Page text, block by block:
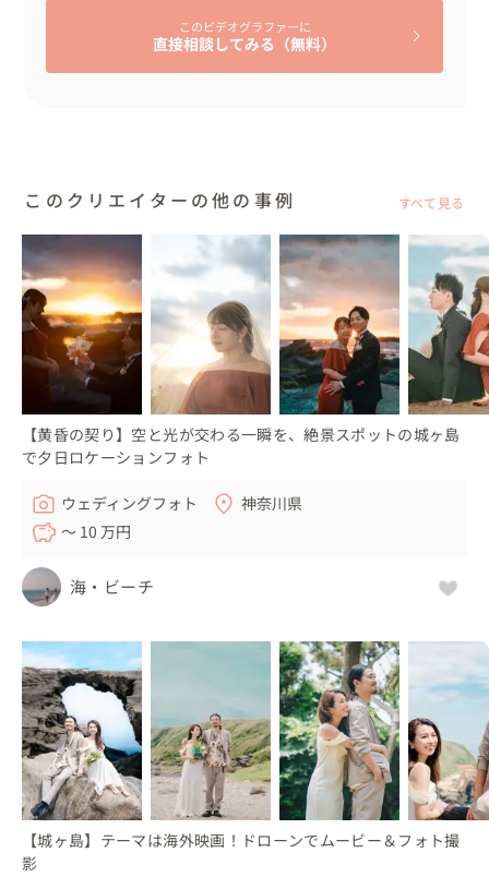
このビデオグラファーに
直接相談してみる（無料）
このクリエイターの他の事例 すべて見る
【黄昏の契り】空と光が交わる一瞬を、絶景スポットの城ヶ島
で夕日ロケーションフォト
ウェディングフォト
神奈川県
〜 10 万円
海・ビーチ
【城ヶ島】テーマは海外映画！ドローンでムービー＆フォト撮
影